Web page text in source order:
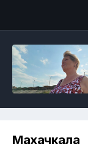
Махачкала